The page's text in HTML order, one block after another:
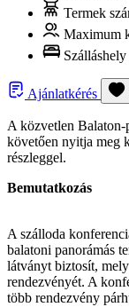
Termek
Maximum
Ajánlatkérés
A közvetlen
követően nyitja meg
részleggel.
Bemutatkozás
A szálloda
balatoni panorámás
látványt biztosít,
rendezvényét. A
több rendezvény